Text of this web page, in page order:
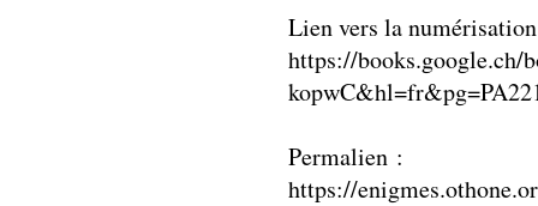
Lien vers la
https://books.google.ch/
Permalien :
https://